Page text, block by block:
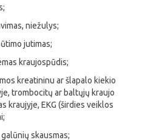
niežulys;
jutimas;
kraujospūdis;
kreatininu ar šlapalo kiekio
trombocitų ar baltųjų kraujo
kraujyje, EKG (širdies veiklos
skausmas;